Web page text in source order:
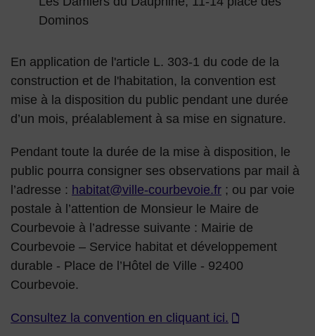
Dominos
En application de l'article L. 303-1 du code de la
construction et de l'habitation, la convention est
mise à la disposition du public pendant une durée
d’un mois, préalablement à sa mise en signature.
Pendant toute la durée de la mise à disposition, le
public pourra consigner ses observations par mail à
l’adresse : habitat@ville-courbevoie.fr ; ou par voie
postale à l’attention de Monsieur le Maire de
Courbevoie à l’adresse suivante : Mairie de
Courbevoie – Service habitat et développement
durable - Place de l’Hôtel de Ville - 92400
Courbevoie.
Consultez la convention en cliquant ici.